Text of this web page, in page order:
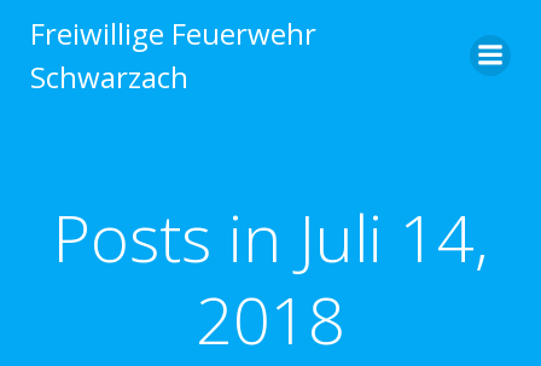
Inhalt
Freiwillige Feuerwehr
Schwarzach
Posts in Juli 14,
2018